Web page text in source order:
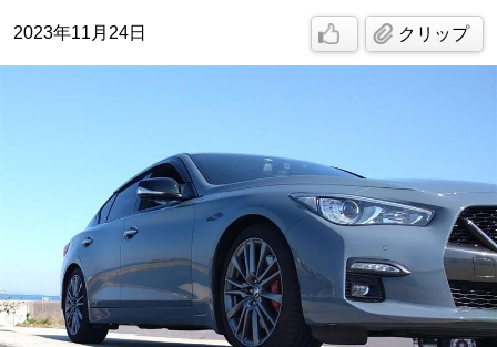
2023年11月24日 クリップ